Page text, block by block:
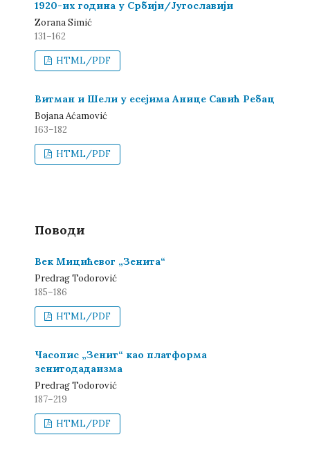
1920-их година у Србији/Југославији
Zorana Simić
131–162
HTML/PDF
Витман и Шели у есејима Анице Савић Ребац
Bojana Aćamović
163–182
HTML/PDF
Поводи
Век Мицићевог „Зенита“
Predrag Todorović
185–186
HTML/PDF
Часопис „Зенит“ као платформа
зенитодадаизма
Predrag Todorović
187–219
HTML/PDF